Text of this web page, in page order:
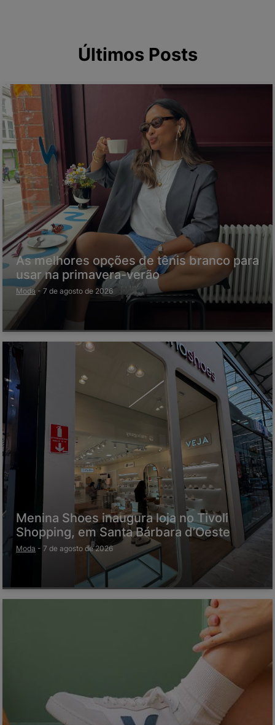
Últimos Posts
As melhores opções de tênis branco para
usar na primavera-verão
Moda - 7 de agosto de 2026
Menina Shoes inaugura loja no Tivoli
Shopping, em Santa Bárbara d’Oeste
Moda - 7 de agosto de 2026